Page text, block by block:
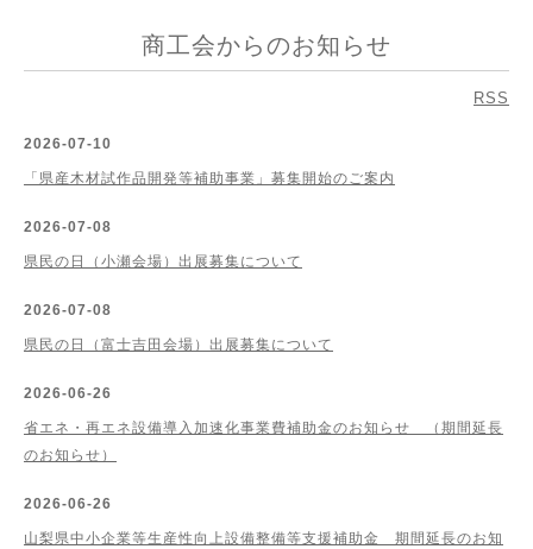
商工会からのお知らせ
RSS
2026-07-10
「県産木材試作品開発等補助事業」募集開始のご案内
2026-07-08
県民の日（小瀬会場）出展募集について
2026-07-08
県民の日（富士吉田会場）出展募集について
2026-06-26
省エネ・再エネ設備導入加速化事業費補助金のお知らせ （期間延長
のお知らせ）
2026-06-26
山梨県中小企業等生産性向上設備整備等支援補助金 期間延長のお知